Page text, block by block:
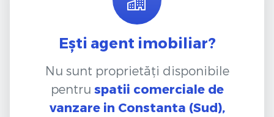
Ești agent imobiliar?
Nu sunt proprietăți disponibile
pentru spatii comerciale de
vanzare in Constanta (Sud),